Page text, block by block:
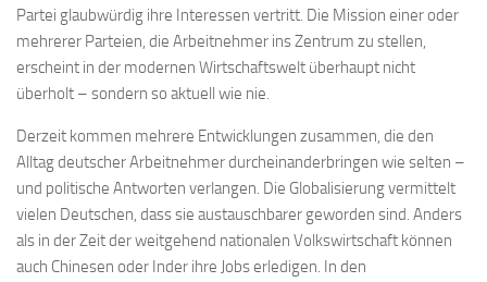
Partei glaubwürdig ihre Interessen vertritt. Die Mission einer oder
mehrerer Parteien, die Arbeitnehmer ins Zentrum zu stellen,
erscheint in der modernen Wirtschaftswelt überhaupt nicht
überholt – sondern so aktuell wie nie.
Derzeit kommen mehrere Entwicklungen zusammen, die den
Alltag deutscher Arbeitnehmer durcheinanderbringen wie selten –
und politische Antworten verlangen. Die Globalisierung vermittelt
vielen Deutschen, dass sie austauschbarer geworden sind. Anders
als in der Zeit der weitgehend nationalen Volkswirtschaft können
auch Chinesen oder Inder ihre Jobs erledigen. In den